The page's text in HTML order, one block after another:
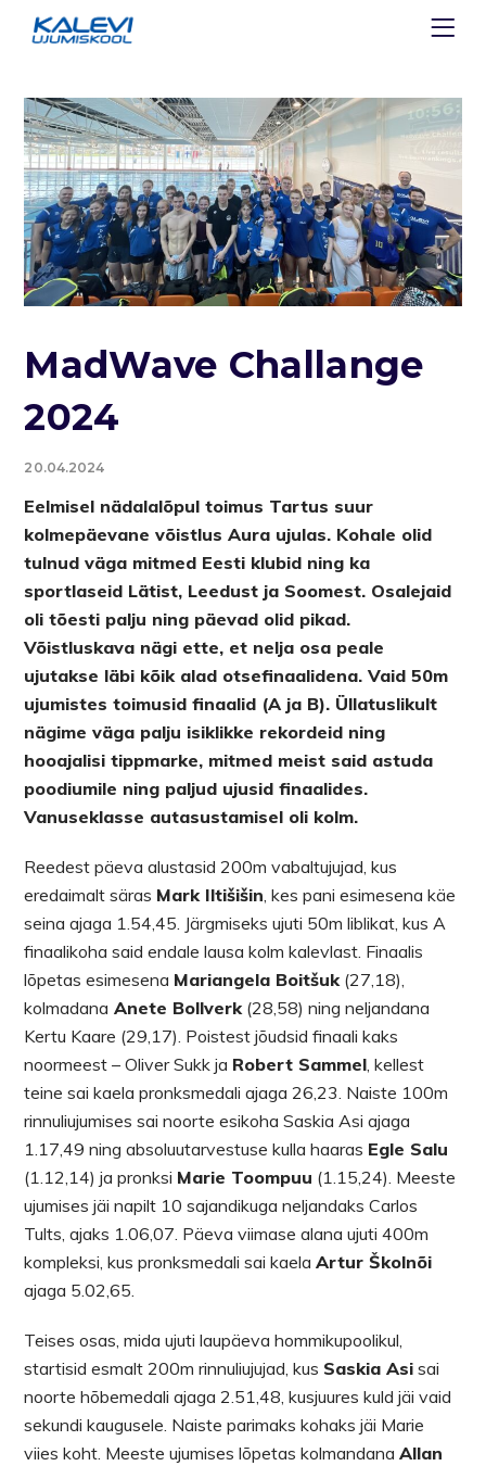
MadWave Challange
2024
20.04.2024
Eelmisel nädalalõpul toimus Tartus suur
kolmepäevane võistlus Aura ujulas. Kohale olid
tulnud väga mitmed Eesti klubid ning ka
sportlaseid Lätist, Leedust ja Soomest. Osalejaid
oli tõesti palju ning päevad olid pikad.
Võistluskava nägi ette, et nelja osa peale
ujutakse läbi kõik alad otsefinaalidena. Vaid 50m
ujumistes toimusid finaalid (A ja B). Üllatuslikult
nägime väga palju isiklikke rekordeid ning
hooajalisi tippmarke, mitmed meist said astuda
poodiumile ning paljud ujusid finaalides.
Vanuseklasse autasustamisel oli kolm.
Reedest päeva alustasid 200m vabaltujujad, kus
eredaimalt säras Mark Iltišišin, kes pani esimesena käe
seina ajaga 1.54,45. Järgmiseks ujuti 50m liblikat, kus A
finaalikoha said endale lausa kolm kalevlast. Finaalis
lõpetas esimesena Mariangela Boitšuk(27,18),
kolmadana Anete Bollverk(28,58) ning neljandana
Kertu Kaare (29,17). Poistest jõudsid finaali kaks
noormeest – Oliver Sukk ja Robert Sammel, kellest
teine sai kaela pronksmedali ajaga 26,23. Naiste 100m
rinnuliujumises sai noorte esikoha Saskia Asi ajaga
1.17,49 ning absoluutarvestuse kulla haaras Egle Salu
(1.12,14) ja pronksi Marie Toompuu (1.15,24). Meeste
ujumises jäi napilt 10 sajandikuga neljandaks Carlos
Tults, ajaks 1.06,07. Päeva viimase alana ujuti 400m
kompleksi, kus pronksmedali sai kaelaArtur Školnõi
ajaga 5.02,65.
Teises osas, mida ujuti laupäeva hommikupoolikul,
startisid esmalt 200m rinnuliujujad, kus Saskia Asi sai
noorte hõbemedali ajaga 2.51,48, kusjuures kuld jäi vaid
sekundi kaugusele. Naiste parimaks kohaks jäi Marie
viies koht. Meeste ujumises lõpetas kolmandanaAllan